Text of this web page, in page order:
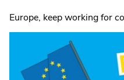
Europe, keep working for